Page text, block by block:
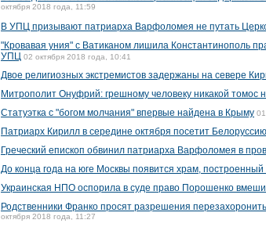
октября 2018 года, 11:59
В УПЦ призывают патриарха Варфоломея не путать
"Кровавая уния" с Ватиканом лишила Константинополь
УПЦ 02 октября 2018 года, 10:41
Двое религиозных экстремистов задержаны на севере
Митрополит Онуфрий: грешному человеку никакой томос
Статуэтка с "богом молчания" впервые найдена в Крыму
Патриарх Кирилл в середине октября посетит Белоруссию
Греческий епископ обвинил патриарха Варфоломея в
До конца года на юге Москвы появится храм, построенный
Украинская НПО оспорила в суде право Порошенко
Родственники Франко просят разрешения
октября 2018 года, 11:27